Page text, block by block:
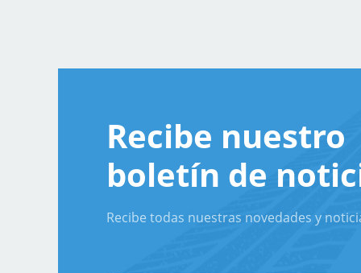
Recibe nuestro
boletín de
Recibe todas nuestras novedades y